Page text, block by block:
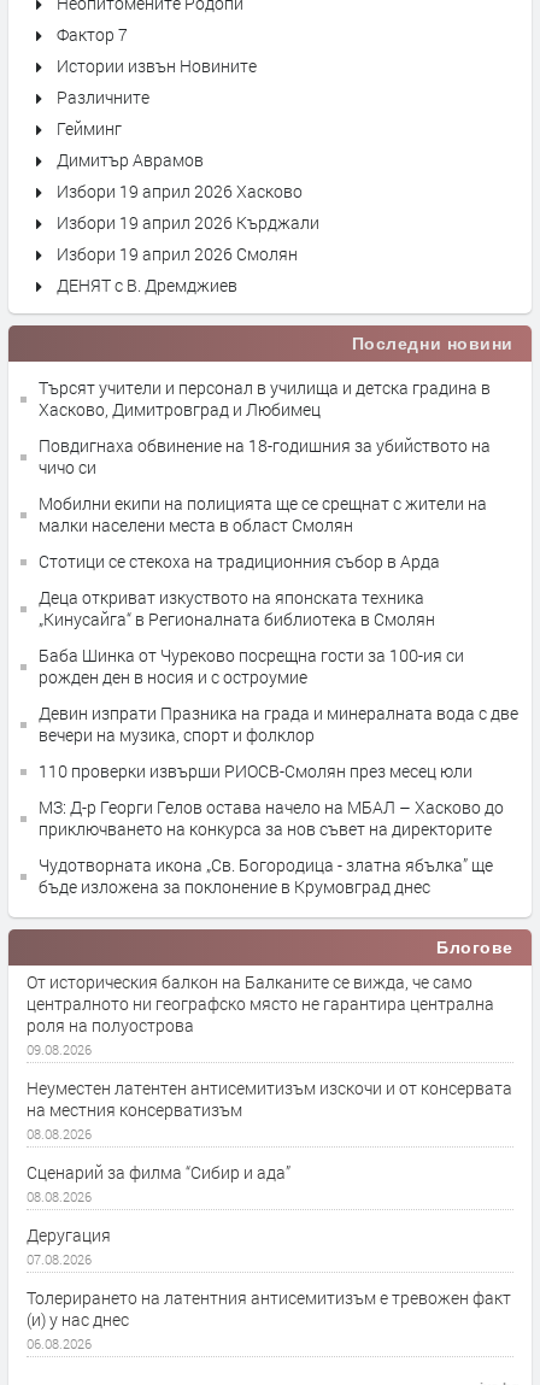
Фактор 7
Истории извън Новините
Различните
Гейминг
Димитър Аврамов
Избори 19 април 2026 Хасково
Избори 19 април 2026 Кърджали
Избори 19 април 2026 Смолян
ДЕНЯТ с В. Дремджиев
Последни новини
Търсят учители и персонал в училища и детска градина в
Хасково, Димитровград и Любимец
Повдигнаха обвинение на 18-годишния за убийството на
чичо си
Мобилни екипи на полицията ще се срещнат с жители на
малки населени места в област Смолян
Стотици се стекоха на традиционния събор в Арда
Деца откриват изкуството на японската техника
„Кинусайга“ в Регионалната библиотека в Смолян
Баба Шинка от Чуреково посрещна гости за 100-ия си
рожден ден в носия и с остроумие
Девин изпрати Празника на града и минералната вода с две
вечери на музика, спорт и фолклор
110 проверки извърши РИОСВ-Смолян през месец юли
МЗ: Д-р Георги Гелов остава начело на МБАЛ – Хасково до
приключването на конкурса за нов съвет на директорите
Чудотворната икона „Св. Богородица - златна ябълка” ще
бъде изложена за поклонение в Крумовград днес
Блогове
От историческия балкон на Балканите се вижда, че само
централното ни географско място не гарантира централна
роля на полуострова
09.08.2026
Неуместен латентен антисемитизъм изскочи и от консервата
на местния консерватизъм
08.08.2026
Сценарий за филма “Сибир и ада”
08.08.2026
Деругация
07.08.2026
Толерирането на латентния антисемитизъм е тревожен факт
(и) у нас днес
06.08.2026